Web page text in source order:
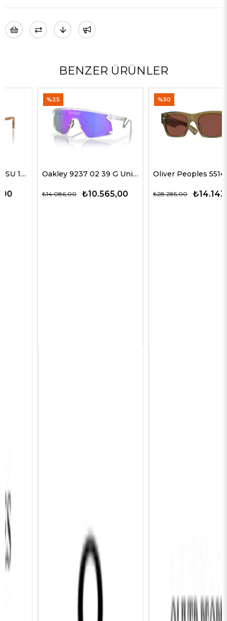
BENZER ÜRÜNLER
Oakley 9237 02 39 G Unisex Güneş Gözlükleri
₺10.565,00
₺14.086,00
Oliver Peoples 5514SU 1678C5 51 G Unisex Güneş Gözlükleri
₺14.143,00
₺28.285,00